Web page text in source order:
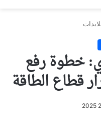
خطوة رفع
قطاع الطاقة